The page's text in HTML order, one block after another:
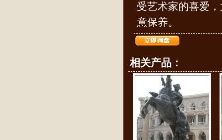
受艺术家的喜爱
意保养。
相关产品：